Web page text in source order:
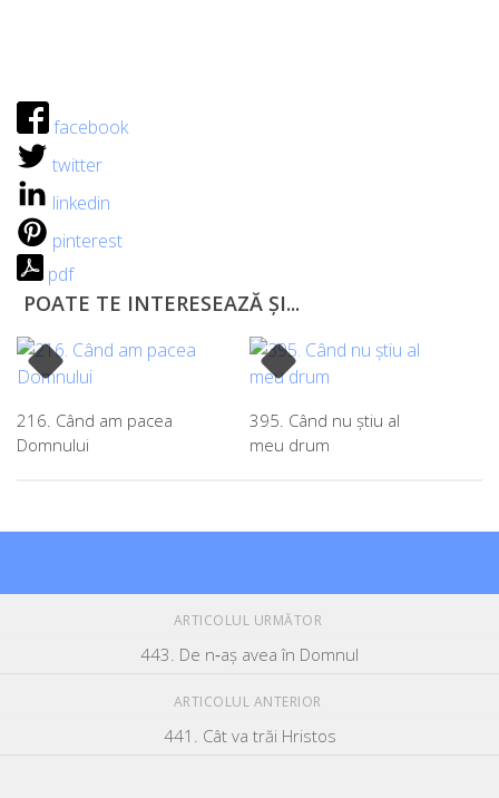
facebook
twitter
linkedin
pinterest
pdf
POATE TE INTERESEAZĂ ȘI...
216. Când am pacea
Domnului
395. Când nu ştiu al
meu drum
ARTICOLUL URMĂTOR
443. De n‑aş avea în Domnul
ARTICOLUL ANTERIOR
441. Cât va trăi Hristos